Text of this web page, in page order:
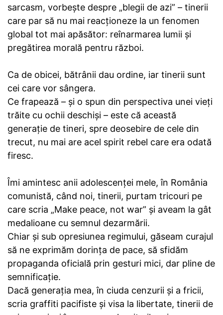
sarcasm, vorbește despre „blegii de azi” – tinerii
care par să nu mai reacționeze la un fenomen
global tot mai apăsător: reînarmarea lumii și
pregătirea morală pentru război.
Ca de obicei, bătrânii dau ordine, iar tinerii sunt
cei care vor sângera.
Ce frapează – și o spun din perspectiva unei vieți
trăite cu ochii deschiși – este că această
generație de tineri, spre deosebire de cele din
trecut, nu mai are acel spirit rebel care era odată
firesc.
Îmi amintesc anii adolescenței mele, în România
comunistă, când noi, tinerii, purtam tricouri pe
care scria „Make peace, not war” și aveam la gât
medalioane cu semnul dezarmării.
Chiar și sub opresiunea regimului, găseam curajul
să ne exprimăm dorința de pace, să sfidăm
propaganda oficială prin gesturi mici, dar pline de
semnificație.
Dacă generația mea, în ciuda cenzurii și a fricii,
scria graffiti pacifiste și visa la libertate, tinerii de